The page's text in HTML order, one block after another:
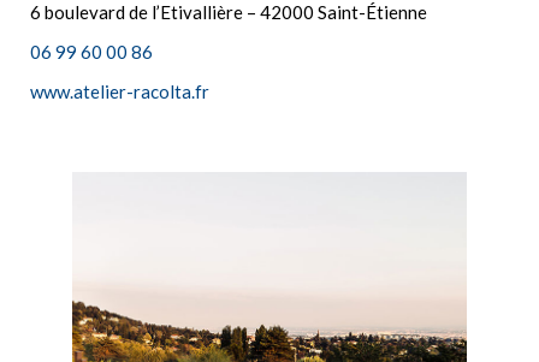
6 boulevard de l’Etivallière – 42000 Saint-Étienne
06 99 60 00 86
www.atelier-racolta.fr